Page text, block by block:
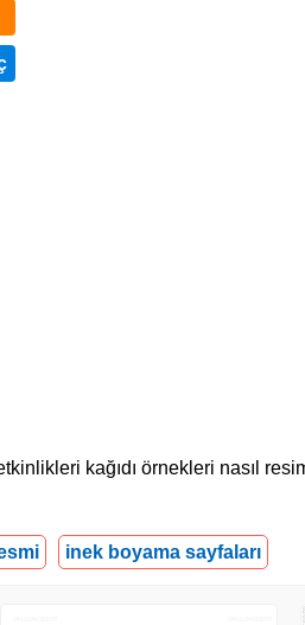
kağıdı örnekleri nasıl
inek boyama sayfaları